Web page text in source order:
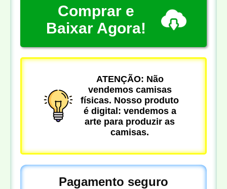
Comprar e
Baixar Agora!
ATENÇÃO: Não
vendemos camisas
físicas. Nosso produto
é digital: vendemos a
arte para produzir as
camisas.
Pagamento seguro